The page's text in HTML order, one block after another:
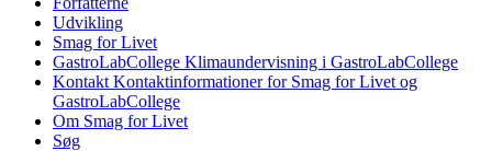
Udvikling
Smag for Livet
GastroLabCollege Klimaundervisning i GastroLabCollege
Kontakt Kontaktinformationer for Smag for Livet og
GastroLabCollege
Om Smag for Livet
Søg